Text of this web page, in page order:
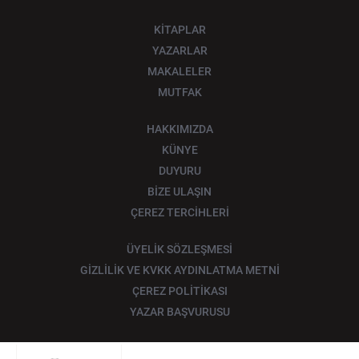
KİTAPLAR
YAZARLAR
MAKALELER
MUTFAK
HAKKIMIZDA
KÜNYE
DUYURU
BİZE ULAŞIN
ÇEREZ TERCİHLERİ
ÜYELİK SÖZLEŞMESİ
GİZLİLİK VE KVKK AYDINLATMA METNİ
ÇEREZ POLİTİKASI
YAZAR BAŞVURUSU